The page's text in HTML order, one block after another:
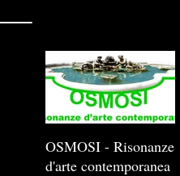
OSMOSI - Risonanze
d'arte contemporanea